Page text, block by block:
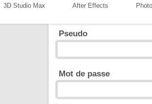
3D Studio Max After Effects
Pseudo
Mot de passe